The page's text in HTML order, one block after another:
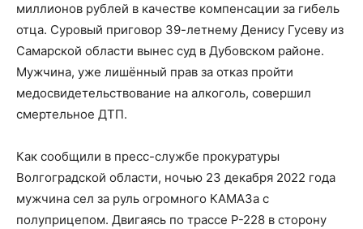
миллионов рублей в качестве компенсации за гибель
отца. Суровый приговор 39-летнему Денису Гусеву из
Самарской области вынес суд в Дубовском районе.
Мужчина, уже лишённый прав за отказ пройти
медосвидетельствование на алкоголь, совершил
смертельное ДТП.
Как сообщили в пресс-службе прокуратуры
Волгоградской области, ночью 23 декабря 2022 года
мужчина сел за руль огромного КАМАЗа с
полуприцепом. Двигаясь по трассе Р-228 в сторону